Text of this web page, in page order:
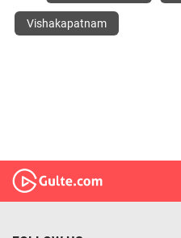
Vishakapatnam